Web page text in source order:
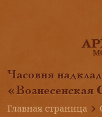
Часовня
«Вознесенская
Главная страница